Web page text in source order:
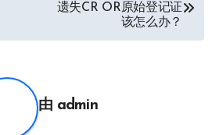
遗失CR OR原始登记证
该怎么办？
由 admin